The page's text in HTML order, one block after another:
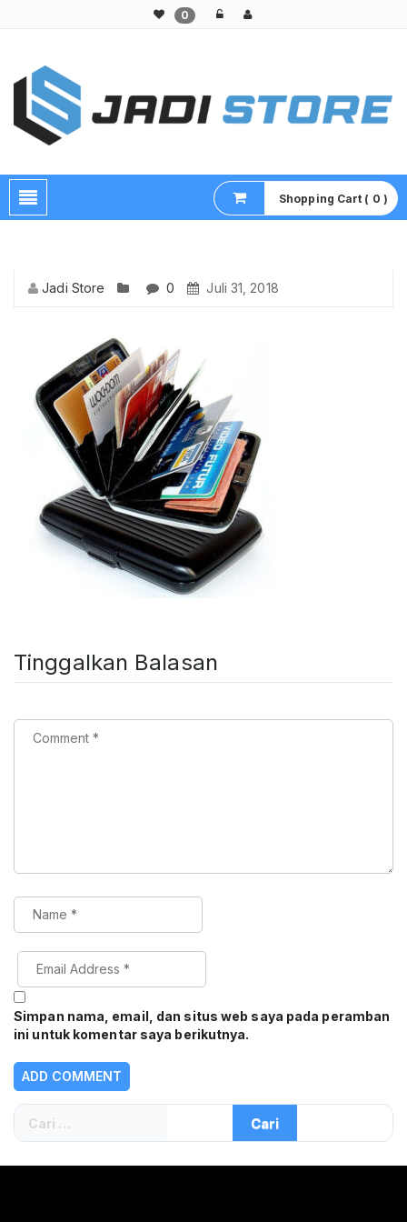
0
Shopping Cart ( 0 )
Jadi Store 0 Juli 31, 2018
Tinggalkan Balasan
Simpan nama, email, dan situs web saya pada peramban
ini untuk komentar saya berikutnya.
Cari
untuk: